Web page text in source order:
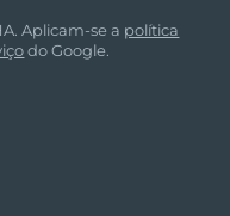
Aplicam-se a política
do Google.